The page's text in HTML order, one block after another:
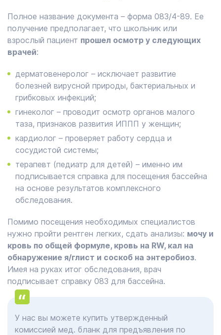
Полное название документа – форма 083/4-89. Ее
получение предполагает, что школьник или
взрослый пациент прошел осмотр у следующих
врачей:
дерматовенеролог – исключает развитие
болезней вирусной природы, бактериальных и
грибковых инфекций;
гинеколог – проводит осмотр органов малого
таза, признаков развития ИППП у женщин;
кардиолог – проверяет работу сердца и
сосудистой системы;
терапевт (педиатр для детей) – именно им
подписывается справка для посещения бассейна
на основе результатов комплексного
обследования.
Помимо посещения необходимых специалистов
нужно пройти рентген легких, сдать анализы: мочу и
кровь по общей формуле, кровь на RW, кал на
обнаружение я/глист и соскоб на энтеробиоз.
Имея на руках итог обследования, врач
подписывает справку 083 для бассейна.
У нас вы можете купить утвержденный
комиссией мед. бланк для предъявления по